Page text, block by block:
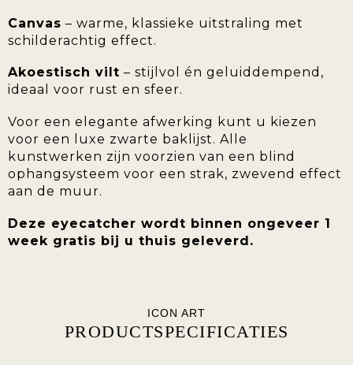
Canvas – warme, klassieke uitstraling met
schilderachtig effect.
Akoestisch vilt – stijlvol én geluiddempend,
ideaal voor rust en sfeer.
Voor een elegante afwerking kunt u kiezen
voor een luxe zwarte baklijst. Alle
kunstwerken zijn voorzien van een blind
ophangsysteem voor een strak, zwevend effect
aan de muur.
Deze eyecatcher wordt binnen ongeveer 1
week gratis bij u thuis geleverd.
ICON ART
PRODUCTSPECIFICATIES